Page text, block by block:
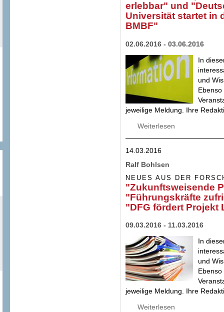
erlebbar" und
Universität startet in
BMBF"
02.06.2016 - 03.06.2016
In
und
jeweilige Meldung. Ihre
Weiterlesen
14.03.2016
Ralf Bohlsen
NEUES AUS DER
"Zukunftsweisende
"Führungskräfte
"DFG fördert
09.03.2016 - 11.03.2016
In
und
jeweilige Meldung. Ihre
Weiterlesen